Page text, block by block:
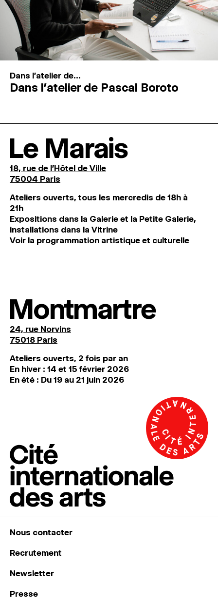
Dans l'atelier de...
Dans l’atelier de Pascal Boroto
Le Marais
18, rue de l'Hôtel de Ville
75004 Paris
Ateliers ouverts, tous les mercredis de 18h à
21h
Expositions dans la Galerie et la Petite Galerie,
installations dans la Vitrine
Voir la programmation artistique et culturelle
Montmartre
24, rue Norvins
75018 Paris
Ateliers ouverts, 2 fois par an
En hiver : 14 et 15 février 2026
En été : Du 19 au 21 juin 2026
Nous contacter
Recrutement
Newsletter
Presse